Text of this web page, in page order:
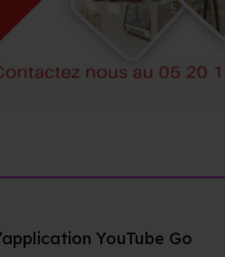
YouTube Go